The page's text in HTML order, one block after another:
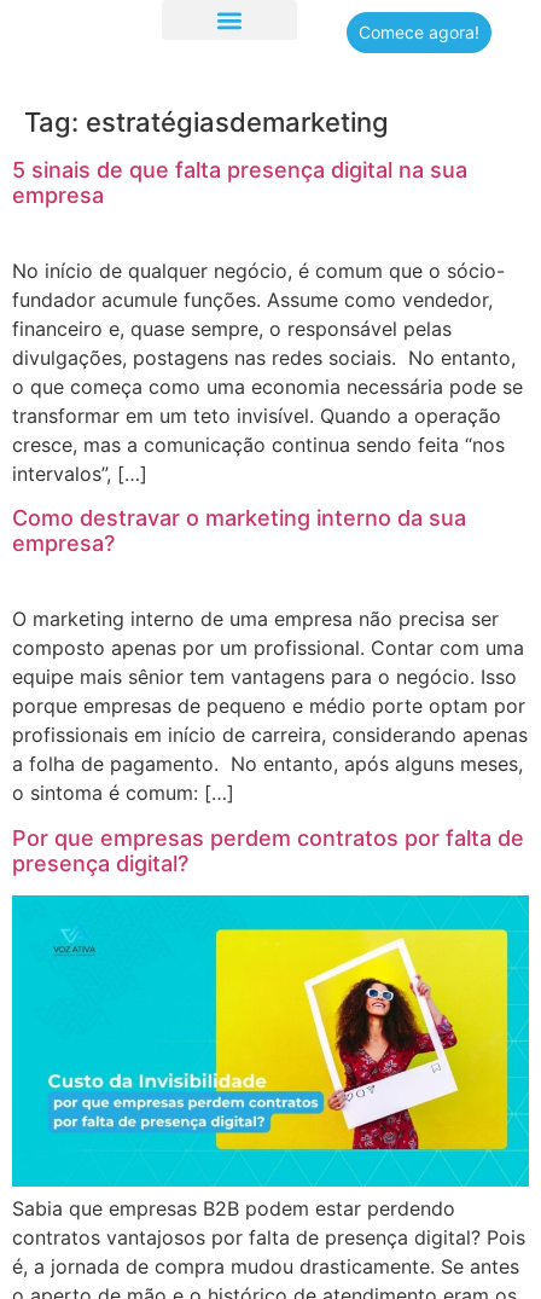
Comece agora!
Tag: estratégiasdemarketing
5 sinais de que falta presença digital na sua
empresa
No início de qualquer negócio, é comum que o sócio-
fundador acumule funções. Assume como vendedor,
financeiro e, quase sempre, o responsável pelas
divulgações, postagens nas redes sociais. No entanto,
o que começa como uma economia necessária pode se
transformar em um teto invisível. Quando a operação
cresce, mas a comunicação continua sendo feita “nos
intervalos”, […]
Como destravar o marketing interno da sua
empresa?
O marketing interno de uma empresa não precisa ser
composto apenas por um profissional. Contar com uma
equipe mais sênior tem vantagens para o negócio. Isso
porque empresas de pequeno e médio porte optam por
profissionais em início de carreira, considerando apenas
a folha de pagamento. No entanto, após alguns meses,
o sintoma é comum: […]
Por que empresas perdem contratos por falta de
presença digital?
Sabia que empresas B2B podem estar perdendo
contratos vantajosos por falta de presença digital? Pois
é, a jornada de compra mudou drasticamente. Se antes